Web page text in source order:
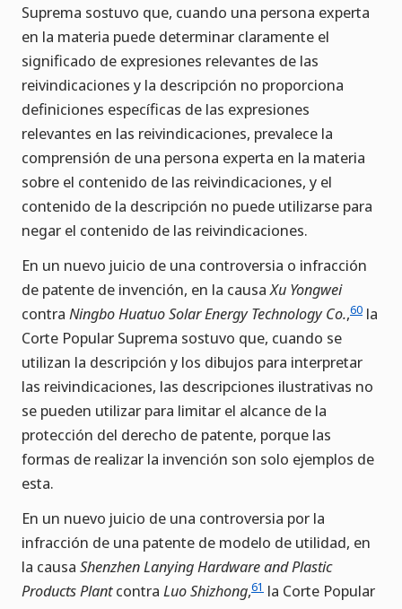
Suprema sostuvo que, cuando una persona experta
en la materia puede determinar claramente el
significado de expresiones relevantes de las
reivindicaciones y la descripción no proporciona
definiciones específicas de las expresiones
relevantes en las reivindicaciones, prevalece la
comprensión de una persona experta en la materia
sobre el contenido de las reivindicaciones, y el
contenido de la descripción no puede utilizarse para
negar el contenido de las reivindicaciones.
En un nuevo juicio de una controversia o infracción
de patente de invención, en la causaXu Yongwei
contra Ningbo Huatuo Solar Energy Technology Co.,60 la
Corte Popular Suprema sostuvo que, cuando se
utilizan la descripción y los dibujos para interpretar
las reivindicaciones, las descripciones ilustrativas no
se pueden utilizar para limitar el alcance de la
protección del derecho de patente, porque las
formas de realizar la invención son solo ejemplos de
esta.
En un nuevo juicio de una controversia por la
infracción de una patente de modelo de utilidad, en
la causa Shenzhen Lanying Hardware and Plastic
Products Plantcontra Luo Shizhong,61 la Corte Popular